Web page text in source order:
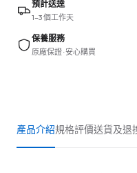
預計送達
1–3 個工作天
保養服務
原廠保證 · 安心購買
產品介紹規格評價送貨及退